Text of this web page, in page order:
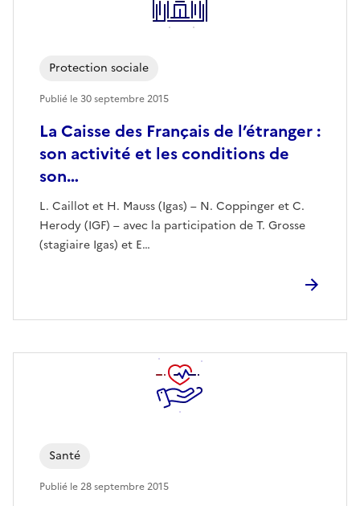
La Caisse des Français de l’étranger :
son activité et les conditions de
son…
L. Caillot et H. Mauss (Igas) – N. Coppinger et C.
Herody (IGF) – avec la participation de T. Grosse
(stagiaire Igas) et E…
Protection sociale
Publié le30 septembre 2015
Santé
Publié le28 septembre 2015